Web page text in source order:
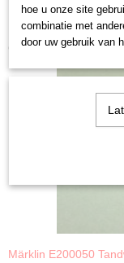
Staat
Nieuw
Ook interessant
Märklin E200050
hoe u onze site
combinatie met
door uw gebruik van